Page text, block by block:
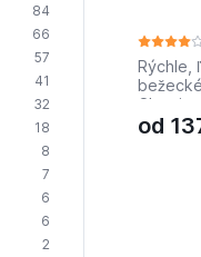
84
66
57
41
32
18
8
7
6
6
2
Rýchle,
Classic
od